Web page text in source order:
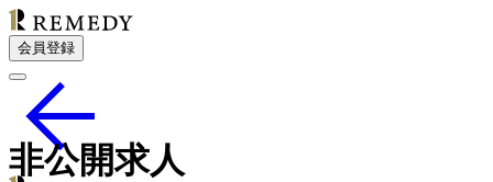
会員登録
非公開求人